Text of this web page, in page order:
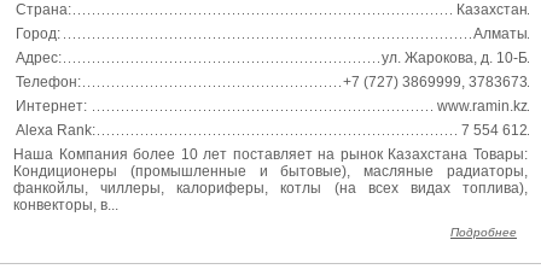
Страна:
Казахстан
Город:
Алматы
Адрес:
ул. Жарокова, д. 10-Б
Телефон:
+7 (727) 3869999, 3783673
Интернет:
www.ramin.kz
Alexa Rank:
7 554 612
Наша Компания более 10 лет поставляет на рынок Казахстана Товары:
Кондиционеры (промышленные и бытовые), масляные радиаторы,
фанкойлы, чиллеры, калориферы, котлы (на всех видах топлива),
конвекторы, в...
Подробнее